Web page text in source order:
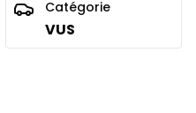
Catégorie
VUS